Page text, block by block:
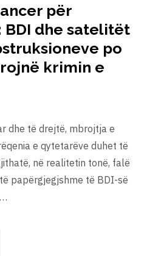
për
dhe satelitët
po
krimin e
dhe të drejtë, mbrojtja e
e qytetarëve duhet të
në realitetin tonë, falë
papërgjegjshme të BDI-së